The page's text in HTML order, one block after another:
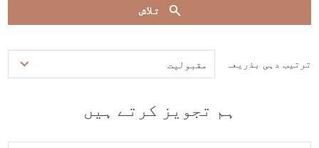
تلاش
ترتیب دہی بذریعہ مقبولیت
ہم تجویز کرتے ہیں